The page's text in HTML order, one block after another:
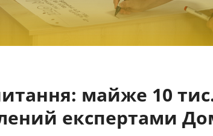
майже 10
експертами